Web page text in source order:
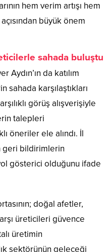
hem verim artışı hem
büyük önem
sahada buluştu
Aydın’ın da katılım
sahada karşılaştıkları
görüş alışverişiyle
talepleri
öneriler ele alındı. İl
geri bildirimlerin
gösterici olduğunu ifade
doğal afetler,
üreticileri güvence
üretimin
sektörünün geleceği